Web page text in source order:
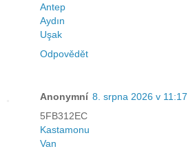
Antep
Aydın
Uşak
Odpovědět
Anonymní 8. srpna 2026 v 11:17
5FB312EC
Kastamonu
Van